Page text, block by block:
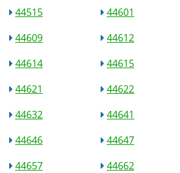
44515
44601
44609
44612
44614
44615
44621
44622
44632
44641
44646
44647
44657
44662